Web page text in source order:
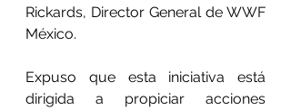
Rickards, Director General de WWF
México.
Expuso que esta iniciativa está
dirigida a propiciar acciones